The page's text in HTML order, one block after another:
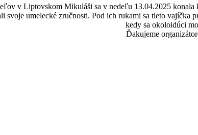
v Liptovskom Mikuláši sa v nedeľu 13.04.2025
svoje umelecké zručnosti. Pod ich rukami sa tieto vajíčka
kedy sa okoloidúci
Ďakujeme